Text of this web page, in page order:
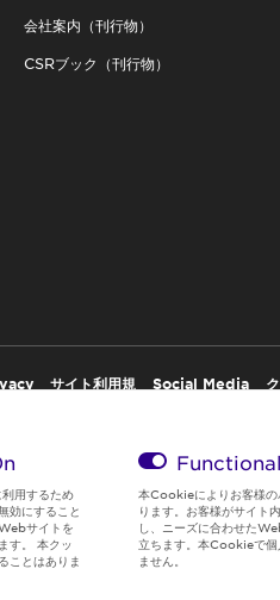
会社案内（刊行物）
CSRブック（刊行物）
サイト利用規
Social Media
用するため
効にすること
サイトを
す。 本クッ
ことはありま
本Cookieによりお客様の
ります。お客様がサイト
し、ニーズに合わせた
立ちます。本Cookieで個
ません。